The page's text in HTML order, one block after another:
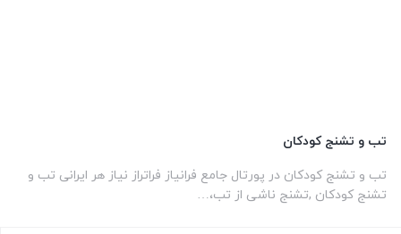
تب و تشنج کودکان
تب و تشنج کودکان در پورتال جامع فرانیاز فراتراز نیاز هر ایرانی تب و
تشنج کودکان ,تشنج ناشی از تب،…